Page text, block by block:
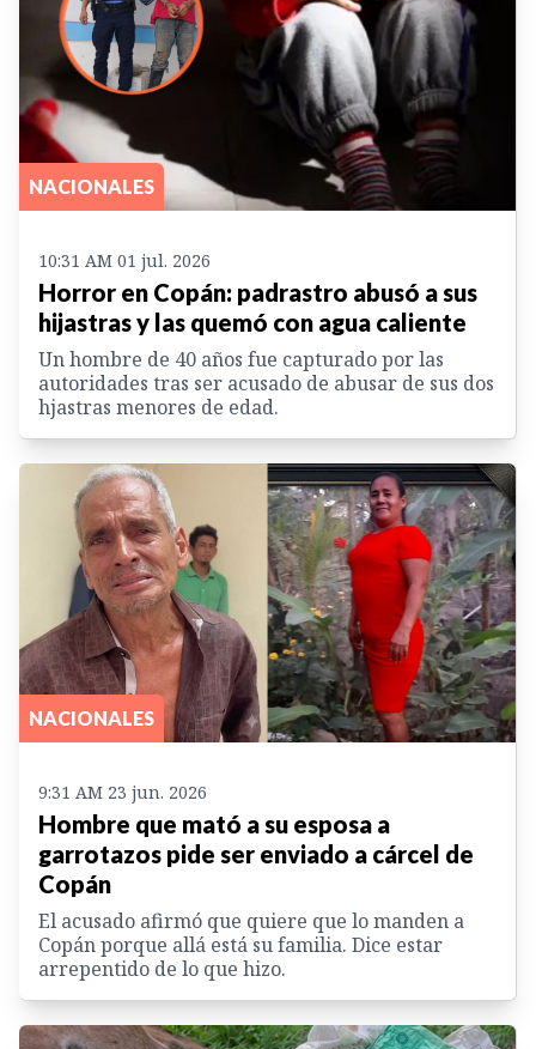
NACIONALES
10:31 AM 01 jul. 2026
Horror en Copán: padrastro abusó a sus
hijastras y las quemó con agua caliente
Un hombre de 40 años fue capturado por las
autoridades tras ser acusado de abusar de sus dos
hjastras menores de edad.
NACIONALES
9:31 AM 23 jun. 2026
Hombre que mató a su esposa a
garrotazos pide ser enviado a cárcel de
Copán
El acusado afirmó que quiere que lo manden a
Copán porque allá está su familia. Dice estar
arrepentido de lo que hizo.